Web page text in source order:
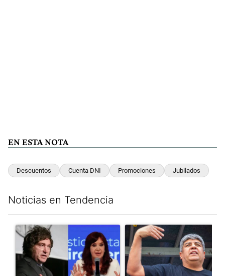
EN ESTA NOTA
Descuentos Cuenta DNI Promociones Jubilados
Noticias en Tendencia
Un artículo de tendencia con el título "Javier Milei celebra la
Un artículo de tendencia